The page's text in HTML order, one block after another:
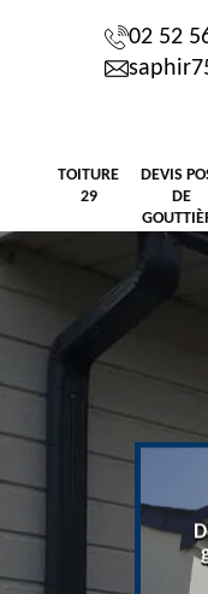
02 52
TOITURE
29
DEVIS
DE
29